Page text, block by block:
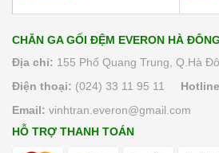
CHĂN GA GỐI ĐỆM EVERON HÀ ĐÔNG
Địa chỉ: 155 Phố Quang Trung, Q.Hà
Điện thoại: (024) 33 11 95 11
Email: vinhtran.everon@gmail.com
HỖ TRỢ THANH TOÁN